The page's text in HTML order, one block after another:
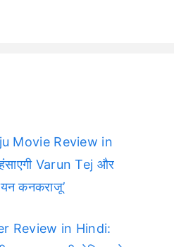
Movie Review in
Varun Tej और
कनकराजू’
Review in Hindi: